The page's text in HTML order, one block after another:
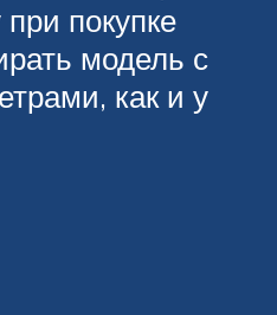
покупке
модель с
как и у